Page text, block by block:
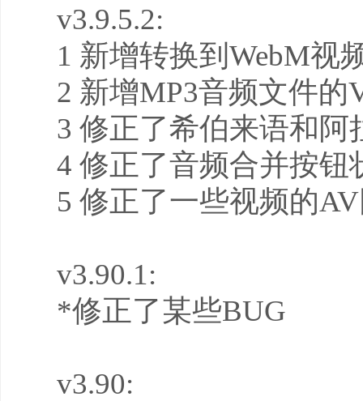
v3.9.5.2:
1 新增转换到WebM视
2 新增MP3音频文件的
3 修正了希伯来语和
4 修正了音频合并按钮
5 修正了一些视频的
v3.90.1:
*修正了某些BUG
v3.90: